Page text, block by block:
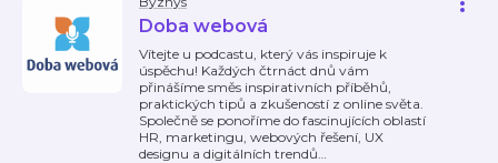
Doba webová
Vítejte u podcastu, který vás inspiruje k
úspěchu! Každých čtrnáct dnů vám
přinášíme směs inspirativních příběhů,
praktických tipů a zkušeností z online světa.
Společně se ponoříme do fascinujících oblastí
HR, marketingu, webových řešení, UX
designu a digitálních trendů…